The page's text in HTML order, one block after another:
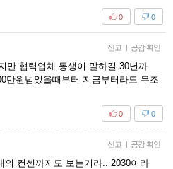
0
0
신고 | 공감 확인
만 협력업체 동생이 말하길 30년까
만원넘었을때부터 지금부터라도 무조
0
0
신고 | 공감 확인
의 컨센까지도 보는거라.. 2030이라